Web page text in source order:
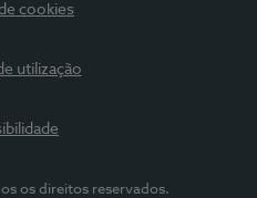
cookies
utilização
os direitos reservados.